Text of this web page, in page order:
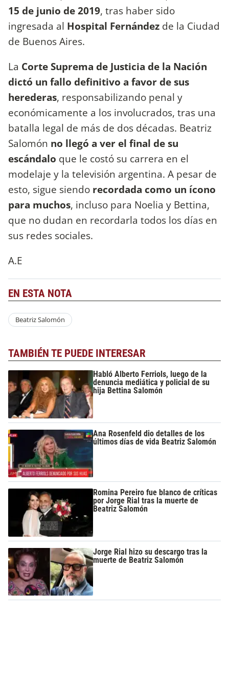
15 de junio de 2019, tras haber sido
ingresada al Hospital Fernández de la Ciudad
de Buenos Aires.
La Corte Suprema de Justicia de la Nación
dictó un fallo definitivo a favor de sus
herederas, responsabilizando penal y
económicamente a los involucrados, tras una
batalla legal de más de dos décadas. Beatriz
Salomón no llegó a ver el final de su
escándalo que le costó su carrera en el
modelaje y la televisión argentina. A pesar de
esto, sigue siendo recordada como un ícono
para muchos, incluso para Noelia y Bettina,
que no dudan en recordarla todos los días en
sus redes sociales.
A.E
EN ESTA NOTA
Beatriz Salomón
TAMBIÉN TE PUEDE INTERESAR
Habló Alberto Ferriols, luego de la
denuncia mediática y policial de su
hija Bettina Salomón
Ana Rosenfeld dio detalles de los
últimos días de vida Beatriz Salomón
Romina Pereiro fue blanco de críticas
por Jorge Rial tras la muerte de
Beatriz Salomón
Jorge Rial hizo su descargo tras la
muerte de Beatriz Salomón